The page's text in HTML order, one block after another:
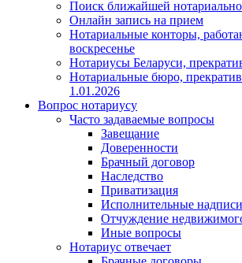
Поиск ближайшей
Онлайн запись на прием
Нотариальные конторы,
воскресенье
Нотариусы Беларуси,
Нотариальные бюро,
1.01.2026
Вопрос нотариусу
Часто задаваемые вопросы
Завещание
Доверенности
Брачный договор
Наследство
Приватизация
Исполнительные надписи
Отчуждение
Иные вопросы
Нотариус отвечает